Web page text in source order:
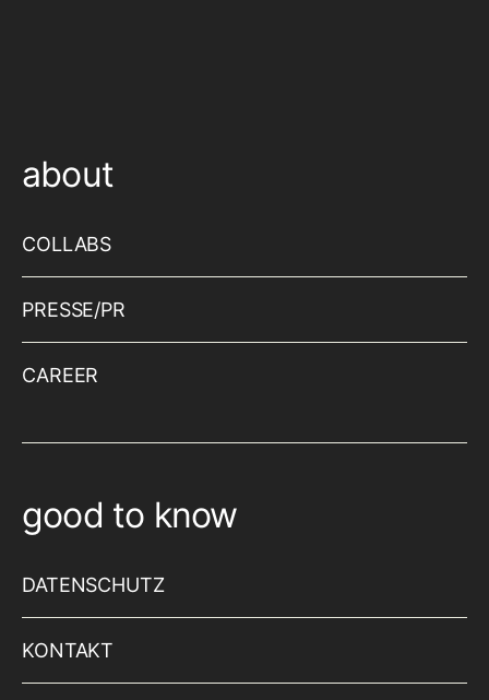
about
COLLABS
PRESSE/PR
CAREER
good to know
DATENSCHUTZ
KONTAKT